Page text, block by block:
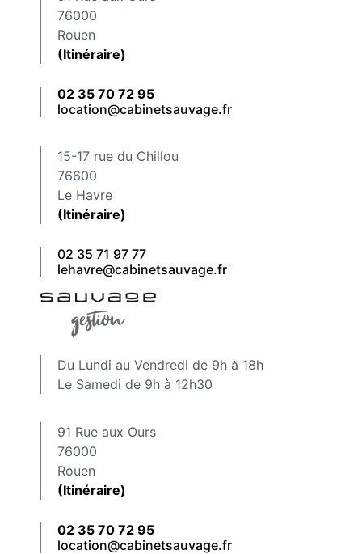
76000
Rouen
(Itinéraire)
02 35 70 72 95
location@cabinetsauvage.fr
15-17 rue du Chillou
76600
Le Havre
(Itinéraire)
02 35 71 97 77
lehavre@cabinetsauvage.fr
Du Lundi au Vendredi de 9h à 18h
Le Samedi de 9h à 12h30
91 Rue aux Ours
76000
Rouen
(Itinéraire)
02 35 70 72 95
location@cabinetsauvage.fr